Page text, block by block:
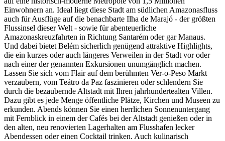
Einwohnern an. Ideal liegt diese Stadt am südlichen Amazonasfluss
auch für Ausflüge auf die benachbarte Ilha de Marajó - der größten
Flussinsel dieser Welt - sowie für abenteuerliche
Amazonaskreuzfahrten in Richtung Santarém oder gar Manaus.
Und dabei bietet Belém sicherlich genügend attraktive Highlights,
die ein kurzes oder auch längeres Verweilen in der Stadt vor oder
nach einer der genannten Exkursionen unumgänglich machen.
Lassen Sie sich vom Flair auf dem berühmten Ver-o-Peso Markt
verzaubern, vom Teátro da Paz faszinieren oder schlendern Sie
durch die bezaubernde Altstadt mit Ihren jahrhundertealten Villen.
Dazu gibt es jede Menge öffentliche Plätze, Kirchen und Museen zu
erkunden. Abends können Sie einen herrlichen Sonnenuntergang
mit Fernblick in einem der Cafés bei der Altstadt genießen oder in
den alten, neu renovierten Lagerhalten am Flusshafen lecker
Abendessen oder einen Cocktail trinken. Auch kulinarisch